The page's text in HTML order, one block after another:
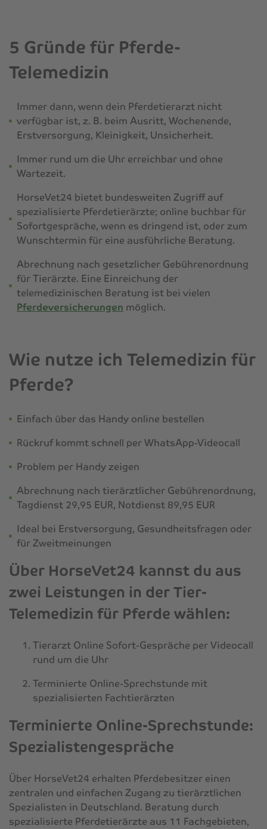
5 Gründe für Pferde-
Telemedizin
Immer dann, wenn dein Pferdetierarzt nicht
verfügbar ist, z. B. beim Ausritt, Wochenende,
Erstversorgung, Kleinigkeit, Unsicherheit.
Immer rund um die Uhr erreichbar und ohne
Wartezeit.
HorseVet24 bietet bundesweiten Zugriff auf
spezialisierte Pferdetierärzte; online buchbar für
Sofortgespräche, wenn es dringend ist, oder zum
Wunschtermin für eine ausführliche Beratung.
Abrechnung nach gesetzlicher Gebührenordnung
für Tierärzte. Eine Einreichung der
telemedizinischen Beratung ist bei vielen
Pferdeversicherungen möglich.
Wie nutze ich Telemedizin für
Pferde?
Einfach über das Handy online bestellen
Rückruf kommt schnell per WhatsApp-Videocall
Problem per Handy zeigen
Abrechnung nach tierärztlicher Gebührenordnung,
Tagdienst 29,95 EUR, Notdienst 89,95 EUR
Ideal bei Erstversorgung, Gesundheitsfragen oder
für Zweitmeinungen
Über HorseVet24 kannst du aus
zwei Leistungen in der Tier-
Telemedizin für Pferde wählen:
Tierarzt Online Sofort-Gespräche per Videocall
rund um die Uhr
Terminierte Online-Sprechstunde mit
spezialisierten Fachtierärzten
Terminierte Online-Sprechstunde:
Spezialistengespräche
Über HorseVet24 erhalten Pferdebesitzer einen
zentralen und einfachen Zugang zu tierärztlichen
Spezialisten in Deutschland. Beratung durch
spezialisierte Pferdetierärzte aus 11 Fachgebieten,